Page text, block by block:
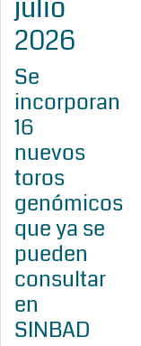
julio
2026
Se
incorporan
16
nuevos
toros
genómicos
que ya se
pueden
consultar
en
SINBAD